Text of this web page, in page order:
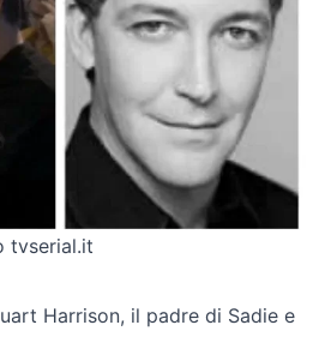
tvserial.it
Harrison, il padre di Sadie e